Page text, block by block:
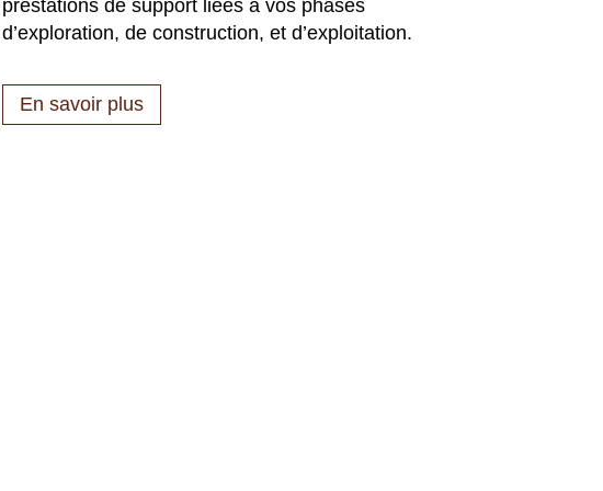
prestations de support liées à vos phases
d’exploration, de construction, et d’exploitation.
En savoir plus